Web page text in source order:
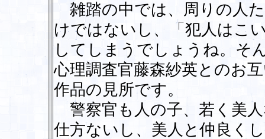
雑踏の中では、周りの人
けではないし、「犯人はこ
してしまうでしょうね。そ
心理調査官藤森紗英とのお
作品の見所です。
警察官も人の子、若く美
仕方ないし、美人と仲良く